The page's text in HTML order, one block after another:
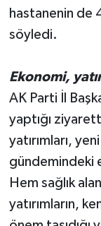
hastanenin de
söyledi.
Ekonomi,
AK Parti İl
yaptığı
yatırımları,
gündemindeki
Hem sağlık
yatırımların,